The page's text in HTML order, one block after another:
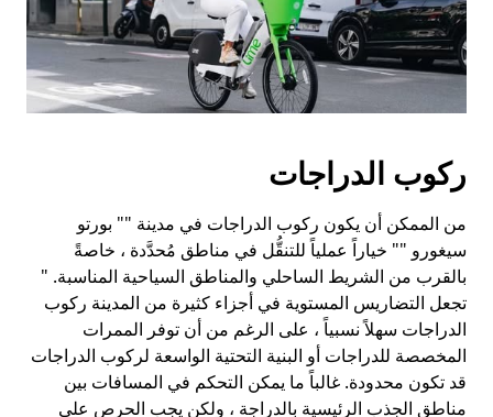
ركوب الدراجات
من الممكن أن يكون ركوب الدراجات في مدينة "" بورتو
سيغورو "" خياراً عملياً للتنقُّل في مناطق مُحدَّدة ، خاصةً
بالقرب من الشريط الساحلي والمناطق السياحية المناسبة. "
تجعل التضاريس المستوية في أجزاء كثيرة من المدينة ركوب
الدراجات سهلاً نسبياً ، على الرغم من أن توفر الممرات
المخصصة للدراجات أو البنية التحتية الواسعة لركوب الدراجات
قد تكون محدودة. غالباً ما يمكن التحكم في المسافات بين
مناطق الجذب الرئيسية بالدراجة ، ولكن يجب الحرص على